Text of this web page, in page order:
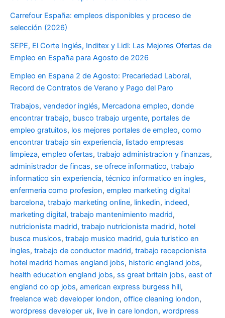
Carrefour España: empleos disponibles y proceso de
selección (2026)
SEPE, El Corte Inglés, Inditex y Lidl: Las Mejores Ofertas de
Empleo en España para Agosto de 2026
Empleo en Espana 2 de Agosto: Precariedad Laboral,
Record de Contratos de Verano y Pago del Paro
Trabajos, vendedor inglés, Mercadona empleo, donde
encontrar trabajo, busco trabajo urgente, portales de
empleo gratuitos, los mejores portales de empleo, como
encontrar trabajo sin experiencia, listado empresas
limpieza, empleo ofertas, trabajo administracion y finanzas,
administrador de fincas, se ofrece informatico, trabajo
informatico sin experiencia, técnico informatico en ingles,
enfermeria como profesion, empleo marketing digital
barcelona, trabajo marketing online, linkedin, indeed,
marketing digital, trabajo mantenimiento madrid,
nutricionista madrid, trabajo nutricionista madrid, hotel
busca musicos, trabajo musico madrid, guia turistico en
ingles, trabajo de conductor madrid, trabajo recepcionista
hotel madrid homes england jobs, historic england jobs,
health education england jobs, ss great britain jobs, east of
england co op jobs, american express burgess hill,
freelance web developer london, office cleaning london,
wordpress developer uk, live in care london, wordpress